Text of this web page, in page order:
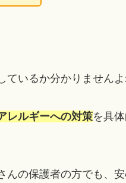
いるか分かりませんよ
レルギーへの対策を具
んの保護者の方でも、